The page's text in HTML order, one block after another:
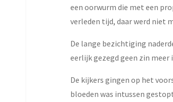
een oorwurm die met een
verleden tijd, daar werd niet
De lange bezichtiging
eerlijk gezegd geen zin meer
De kijkers gingen op het
bloeden was intussen